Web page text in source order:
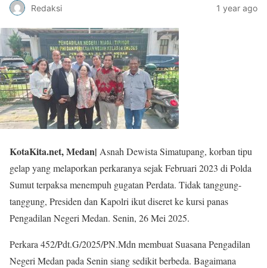
Redaksi 1 year ago
KotaKita.net, Medan| Asnah Dewista Simatupang, korban tipu
gelap yang melaporkan perkaranya sejak Februari 2023 di Polda
Sumut terpaksa menempuh gugatan Perdata. Tidak tanggung-
tanggung, Presiden dan Kapolri ikut diseret ke kursi panas
Pengadilan Negeri Medan. Senin, 26 Mei 2025.
Perkara 452/Pdt.G/2025/PN.Mdn membuat Suasana Pengadilan
Negeri Medan pada Senin siang sedikit berbeda. Bagaimana